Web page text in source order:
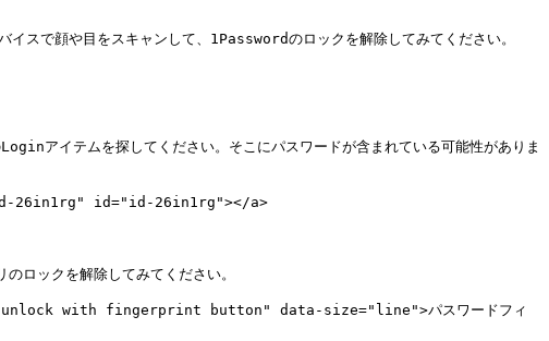
スで顔や目をスキャンして、1Passwordのロックを解除してみてください。
アイテムを探してください。そこにパスワードが含まれている可能性がありま
26in1rg" id="id-26in1rg"></a>
ロックを解除してみてください。
unlock with fingerprint button" data-size="line">パスワードフィ